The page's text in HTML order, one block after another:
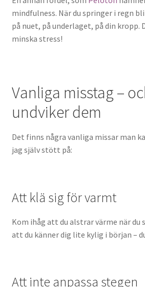
mindfulness. När du springer i regn
på nuet, på underlaget, på din kropp.
minska stress!
Vanliga misstag –
undviker dem
Det finns några vanliga missar man
jag själv stött på:
Att klä sig för varmt
Kom ihåg att du alstrar värme när du
att du känner dig lite kylig i början –
Att inte anpassa stegen